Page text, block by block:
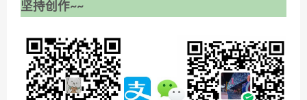
坚持创作~~